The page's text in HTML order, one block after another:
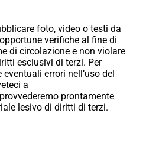
foto, video o testi da
verifiche al fine di
di circolazione e non violare
esclusivi di terzi. Per
errori nell’uso del
a
prontamente
lesivo di diritti di terzi.